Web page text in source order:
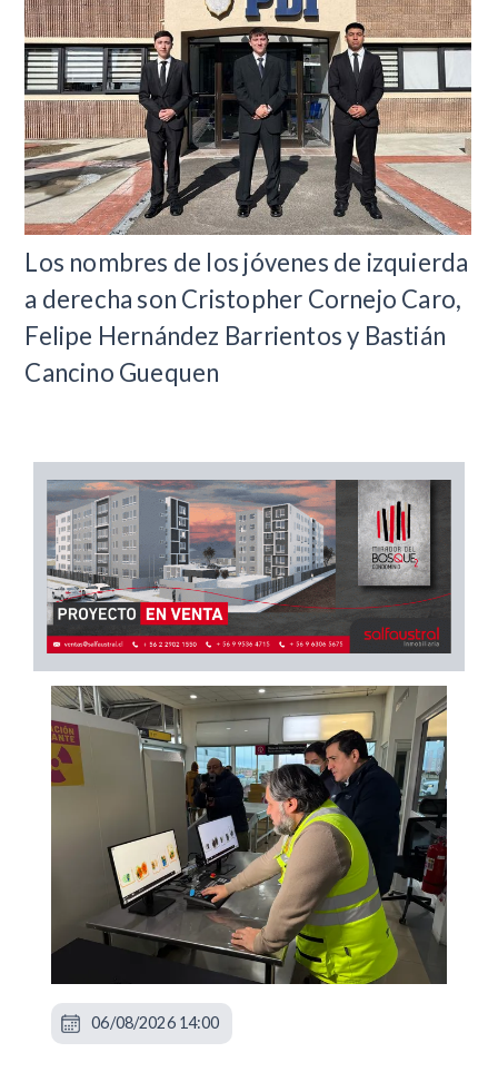
​Los nombres de los jóvenes de izquierda
a derecha son Cristopher Cornejo Caro,
Felipe Hernández Barrientos y Bastián
Cancino Guequen
06/08/2026 14:00